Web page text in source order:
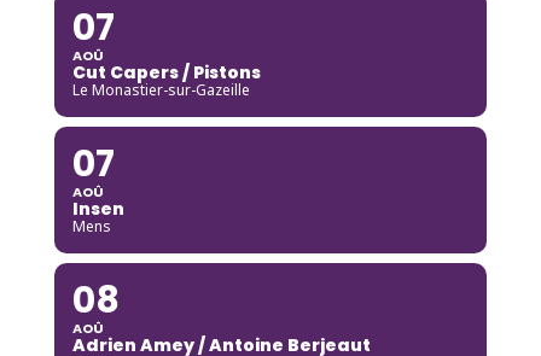
07
AOÛ
Cut Capers / Pistons
Le Monastier-sur-Gazeille
07
AOÛ
Insen
Mens
08
AOÛ
Adrien Amey / Antoine Berjeaut